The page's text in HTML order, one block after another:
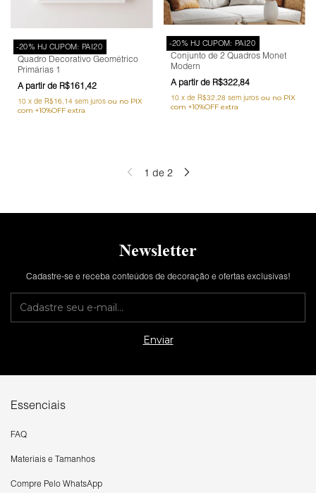
-20% HJ CUPOM: PAI20
Quadro Decorativo Geométrico
Primárias 1
R$161,42
10 x de R$16,14 sem juros
-20% HJ CUPOM: PAI20
Conjunto de 2 Quadros Monet
Modern
R$322,84
10 x de R$32,28 sem juros
1 de 2
Newsletter
Cadastre-se e receba conteúdos de decoração e ofertas exclusivas!
Essenciais
FAQ
Materiais e Tamanhos
Compre Pelo WhatsApp